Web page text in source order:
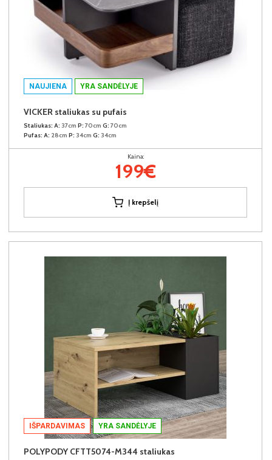
NAUJIENA YRA SANDĖLYJE
VICKER staliukas su pufais
Staliukas: A: 37cm P: 70cm G: 70cm
Pufas: A: 28cm P: 34cm G: 34cm
Kaina:
199€
Į krepšelį
IŠPARDAVIMAS YRA SANDĖLYJE
POLYPODY CFTT5074-M344 staliukas